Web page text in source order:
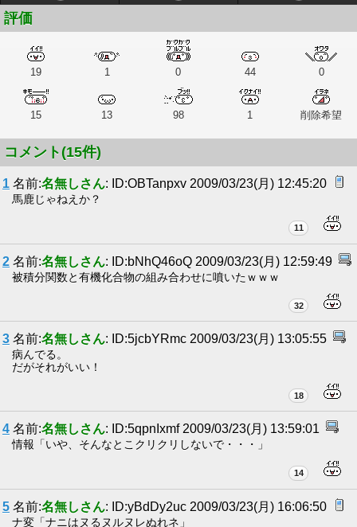
評価
19 1 0 44 0
15 13 98 1 削除希望
コメント(15件)
1 名前:名無しさん: ID:OBTanpxv 2009/03/23(月) 12:45:20
馬鹿じゃねえか？
11
2 名前:名無しさん: ID:bNhQ46oQ 2009/03/23(月) 12:59:49
被積分関数と有機化合物の組み合わせに噴いたｗｗｗ
32
3 名前:名無しさん: ID:5jcbYRmc 2009/03/23(月) 13:05:55
病んでる。
だがそれがいい！
18
4 名前:名無しさん: ID:5qpnIxmf 2009/03/23(月) 13:59:01
情報「いや、そんなとこクリクリしないで・・・」
14
5 名前:名無しさん: ID:yBdDy2uc 2009/03/23(月) 16:06:50
ナ変「ナニはヌるヌルヌレぬれネ」